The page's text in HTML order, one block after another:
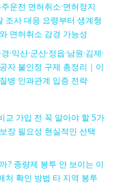
주운전 면허취소·면허정지
조사 대응 요령부터 생계형
면허취소 감경 가능성
·익산·군산·정읍·남원·김제·
자 불인정 구제 총정리｜이
병 인과관계 입증 전략
교 가입 전 꼭 알아야 할 5가
장 필요성 현실적인 선택
? 종량제 봉투 안 보이는 이
처 확인 방법 타 지역 봉투